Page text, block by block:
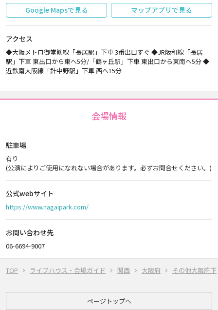
TOP ライブハウス・会場ガイド 関西 大阪府 その他大阪府下
Google Mapsで見る マップアプリで見る
アクセス
◆大阪メトロ御堂筋線「長居駅」下車 3番出口すぐ ◆JR阪和線「長居
駅」下車 東出口から東へ5分/「鶴ヶ丘駅」下車 東出口から東南へ5分 ◆
近鉄南大阪線「針中野駅」下車 西へ15分
会場情報
駐車場
有り
(公演によりご使用になれない場合があります。必ずお問合せください。)
公式webサイト
https://www.nagaipark.com/
お問い合わせ先
06-6694-9007
ページトップへ